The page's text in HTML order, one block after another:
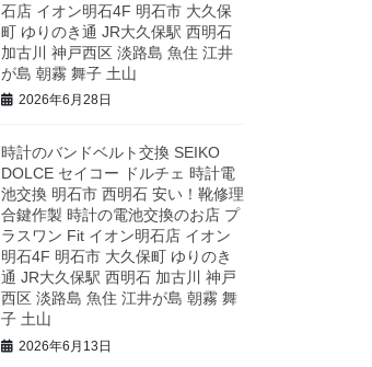
石店 イオン明石4F 明石市 大久保
町 ゆりのき通 JR大久保駅 西明石
加古川 神戸西区 淡路島 魚住 江井
が島 朝霧 舞子 土山
2026年6月28日
時計のバンドベルト交換 SEIKO
DOLCE セイコー ドルチェ 時計電
池交換 明石市 西明石 安い！靴修理
合鍵作製 時計の電池交換のお店 プ
ラスワン Fit イオン明石店 イオン
明石4F 明石市 大久保町 ゆりのき
通 JR大久保駅 西明石 加古川 神戸
西区 淡路島 魚住 江井が島 朝霧 舞
子 土山
2026年6月13日